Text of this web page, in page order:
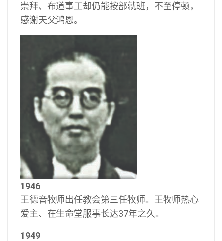
崇拜、布道事工却仍能按部就班，不至停顿，
感谢天父鸿恩。
1946
王德音牧师出任教会第三任牧师。王牧师热心
爱主、在生命堂服事长达37年之久。
1949